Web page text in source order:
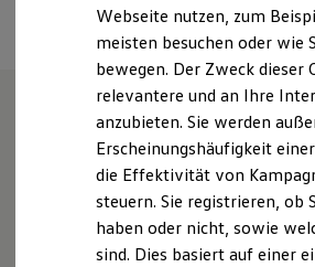
Ersatzfahrzeuge
Notdienst und
Software, Konnektivität &
California App
VW Connect für Ihren
VW Connect für Ihren
VW Connect für Ihren
VW Connect für
Connect Pro
Fleet Interface Data
Multistop Pathfinder
Übersicht Software
Hilfreiches für Besitzer
Unsere Leistungen
Überblick
Service
Webseite nutzen, zum
meisten besuchen oder wie
bewegen. Der Zweck dieser
relevantere und an Ihre
anzubieten. Sie werden
Erscheinungshäufigkeit
die Effektivität von
steuern. Sie registrieren, ob
haben oder nicht, sowie
sind. Dies basiert auf einer